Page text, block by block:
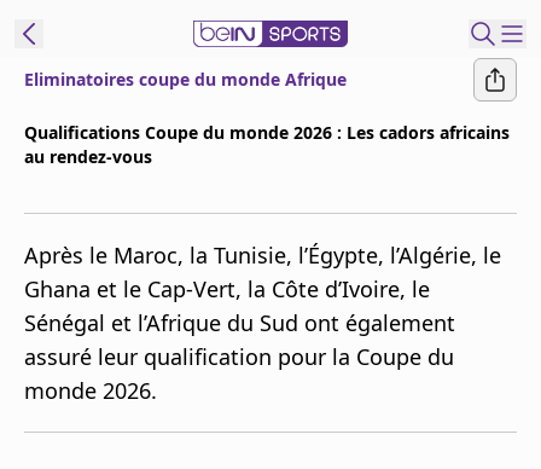
Replays
Podcasts
En Direct
Gérer les
Contactez nous
Eliminatoires coupe du monde Afrique
Qualifications Coupe du monde 2026 : Les cadors africains
au rendez-vous
Après le Maroc, la Tunisie, l’Égypte, l’Algérie, le
Ghana et le Cap-Vert, la Côte d’Ivoire, le
Sénégal et l’Afrique du Sud ont également
assuré leur qualification pour la Coupe du
monde 2026.